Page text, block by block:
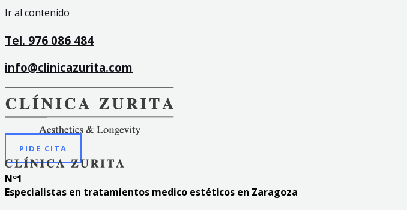
Ir al contenido
Tel. 976 086 484
info@clinicazurita.com
PIDE CITA
Nº1
Especialistas en tratamientos medico estéticos en Zaragoza